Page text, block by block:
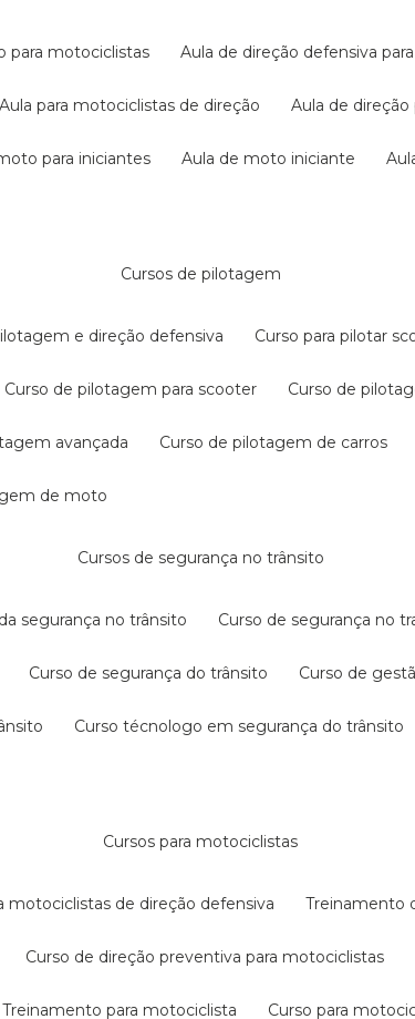
para motociclistas aula de direção defensiva
aula para motociclistas de direção aula de
para iniciantes aula de moto iniciante
cursos de pilotagem
e direção defensiva curso para pilotar
curso de pilotagem para scooter curso de
avançada curso de pilotagem de carros
de moto
cursos de segurança no trânsito
segurança no trânsito curso de segurança no
curso de segurança do trânsito curso de
curso técnologo em segurança do trânsito
cursos para motociclistas
motociclistas de direção defensiva treinamento
curso de direção preventiva para motociclistas
treinamento para motociclista curso para